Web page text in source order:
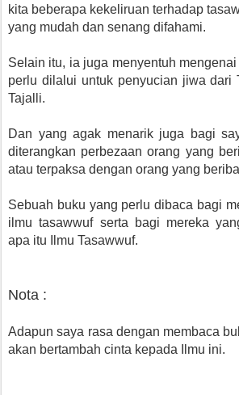
kita beberapa kekeliruan terhadap
yang mudah dan senang difahami.
Selain itu, ia juga menyentuh
perlu dilalui untuk penyucian jiwa dari
Tajalli.
Dan yang agak menarik juga bagi
diterangkan perbezaan orang yang
atau terpaksa dengan orang yang
Sebuah buku yang perlu dibaca bagi
ilmu tasawwuf serta bagi mereka
apa itu Ilmu Tasawwuf.
Nota :
Adapun saya rasa dengan membaca
akan bertambah cinta kepada Ilmu ini.